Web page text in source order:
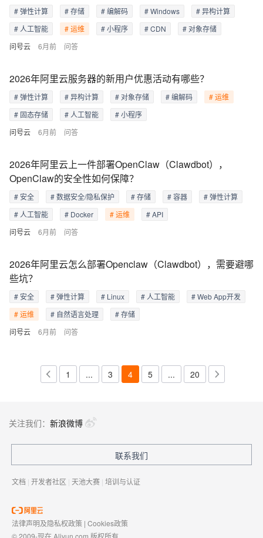
问号云 6月前 问答
# 弹性计算 # 存储 # 编解码 # Windows
# 异构计算
# 人工智能
# 运维 # 小程序 # CDN # 对象存储
问号云 6月前 问答
2026年阿里云服务器的新用户优惠活动有哪些？
# 弹性计算 # 异构计算 # 对象存储 # 编解码
# 运维
# 固态存储
# 人工智能 # 小程序
问号云 6月前 问答
2026年阿里云上一件部署OpenClaw（Clawdbot），
OpenClaw的安全性如何保障？
# 安全 # 数据安全/隐私保护 # 存储 # 容器
# 弹性计算
# 人工智能
# Docker # 运维 # API
问号云 6月前 问答
2026年阿里云怎么部署Openclaw（Clawdbot），需要避哪
些坑？
# 安全 # 弹性计算 # Linux # 人工智能
# Web App开发
# 运维
# 自然语言处理 # 存储
1 ... 3 4 5 ... 20
关注我们： 新浪微博
联系我们
文档 | 开发者社区 | 天池大赛 | 培训与认证
法律声明及隐私权政策 | Cookies政策
© 2009-现在 Aliyun.com 版权所有